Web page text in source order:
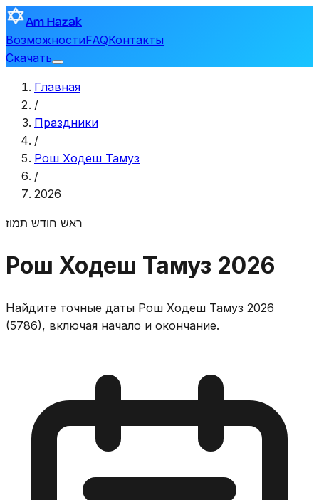
Am Hazak
ВозможностиFAQКонтакты
Скачать
Главная
/
Праздники
/
Рош Ходеш Тамуз
/
2026
ראש חודש תמוז
Рош Ходеш Тамуз 2026
Найдите точные даты Рош Ходеш Тамуз 2026
(5786), включая начало и окончание.